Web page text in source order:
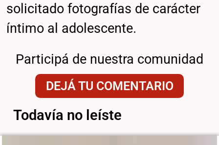
solicitado fotografías de carácter
íntimo al adolescente.
Participá de nuestra comunidad
DEJÁ TU COMENTARIO
Todavía no leíste